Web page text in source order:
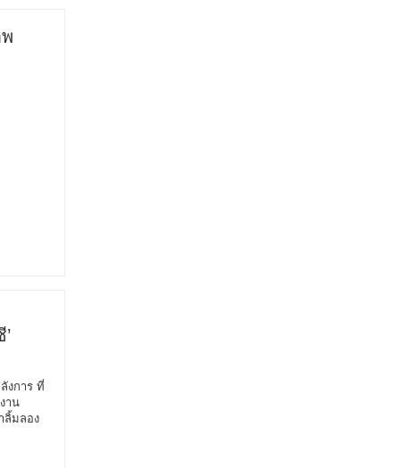
งการ ที่
าน
ลิ้มลอง